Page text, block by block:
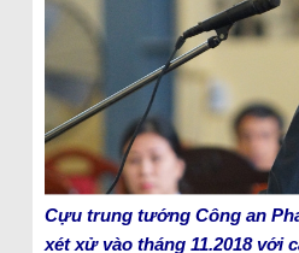
Cựu trung tướng Công an
xét xử vào tháng 11.2018 với